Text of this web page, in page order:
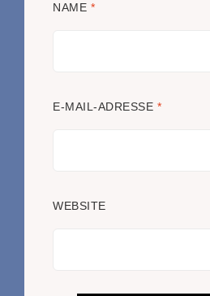
NAME *
E-MAIL-ADRESSE *
WEBSITE